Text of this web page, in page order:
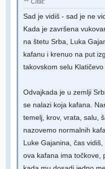
Sad je vidiš - sad je ne
Kada je završena
na štetu Srba, Luka
kafanu i krenuo na put
takovskom selu Klatičevo
Odvajkada je u zemlji
se nalazi koja kafana.
temelj, krov, vrata, salu,
nazovemo normalnih
Luke Gajanina, čas
ova kafana ima točkove,